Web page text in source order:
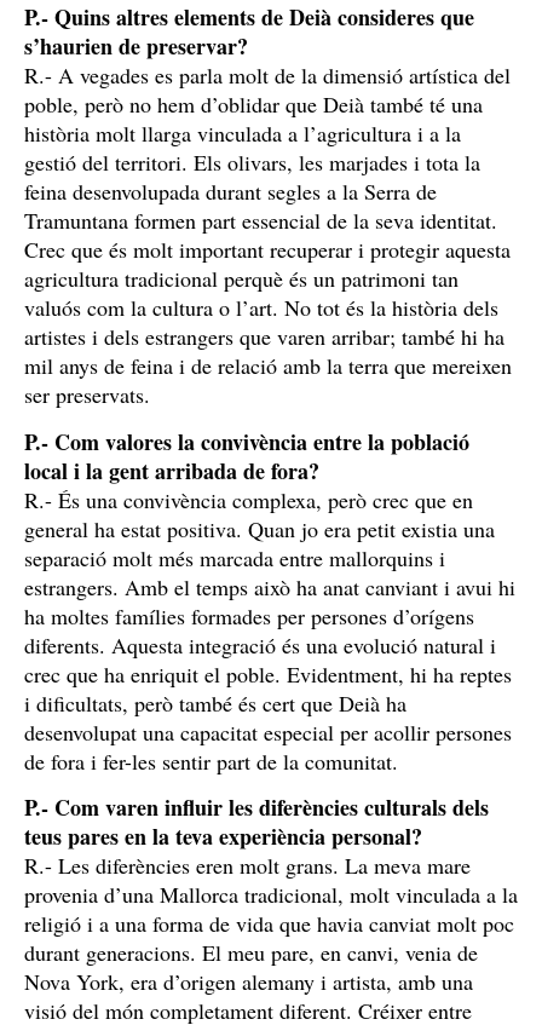
P.- Quins altres elements de Deià consideres que
s’haurien de preservar?
R.- A vegades es parla molt de la dimensió artística del
poble, però no hem d’oblidar que Deià també té una
història molt llarga vinculada a l’agricultura i a la
gestió del territori. Els olivars, les marjades i tota la
feina desenvolupada durant segles a la Serra de
Tramuntana formen part essencial de la seva identitat.
Crec que és molt important recuperar i protegir aquesta
agricultura tradicional perquè és un patrimoni tan
valuós com la cultura o l’art. No tot és la història dels
artistes i dels estrangers que varen arribar; també hi ha
mil anys de feina i de relació amb la terra que mereixen
ser preservats.
P.- Com valores la convivència entre la població
local i la gent arribada de fora?
R.- És una convivència complexa, però crec que en
general ha estat positiva. Quan jo era petit existia una
separació molt més marcada entre mallorquins i
estrangers. Amb el temps això ha anat canviant i avui hi
ha moltes famílies formades per persones d’orígens
diferents. Aquesta integració és una evolució natural i
crec que ha enriquit el poble. Evidentment, hi ha reptes
i dificultats, però també és cert que Deià ha
desenvolupat una capacitat especial per acollir persones
de fora i fer-les sentir part de la comunitat.
P.- Com varen influir les diferències culturals dels
teus pares en la teva experiència personal?
R.- Les diferències eren molt grans. La meva mare
provenia d’una Mallorca tradicional, molt vinculada a la
religió i a una forma de vida que havia canviat molt poc
durant generacions. El meu pare, en canvi, venia de
Nova York, era d’origen alemany i artista, amb una
visió del món completament diferent. Créixer entre